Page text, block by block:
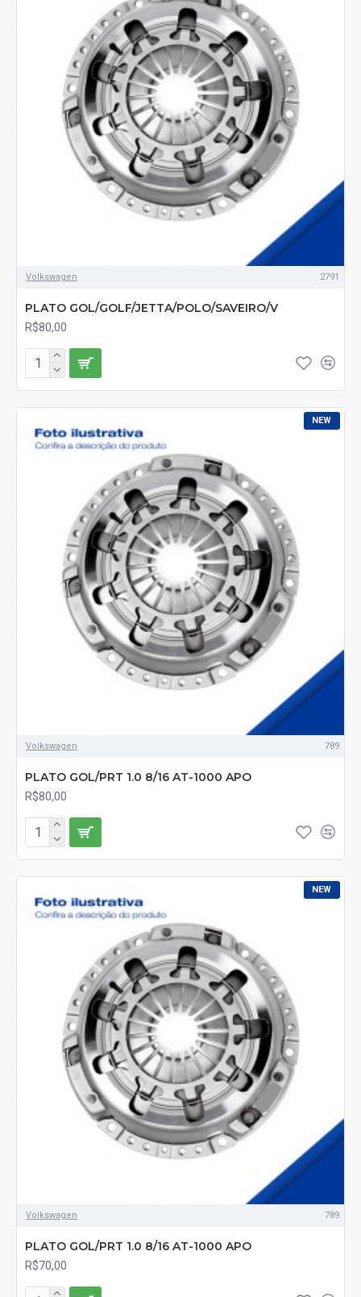
Volkswagen 2791
PLATO GOL/GOLF/JETTA/POLO/SAVEIRO/V
R$80,00
NEW
Volkswagen 789
PLATO GOL/PRT 1.0 8/16 AT-1000 APO
R$80,00
NEW
Volkswagen 789
PLATO GOL/PRT 1.0 8/16 AT-1000 APO
R$70,00